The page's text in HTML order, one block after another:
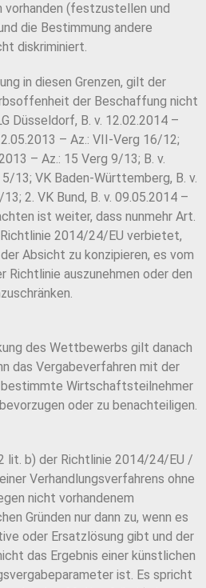
(festzustellen und
die Bestimmung andere
diskriminiert.
in diesen Grenzen, gilt der
der Beschaffung nicht
Düsseldorf, B. v. 12.02.2014 –
– Az.: VII-Verg 16/12;
– Az.: 15 Verg 9/13; B. v.
13; VK Baden-Württemberg, B. v.
2. VK Bund, B. v. 09.05.2014 –
ist weiter, dass nunmehr Art.
2014/24/EU verbietet,
Absicht zu konzipieren, es vom
Richtlinie auszunehmen oder den
des Wettbewerbs gilt danach
das Vergabeverfahren mit der
Wirtschaftsteilnehmer
oder zu benachteiligen.
lit. b) der Richtlinie 2014/24/EU /
Verhandlungsverfahrens ohne
nicht vorhandenem
Gründen nur dann zu, wenn es
oder Ersatzlösung gibt und der
das Ergebnis einer künstlichen
ist. Es spricht